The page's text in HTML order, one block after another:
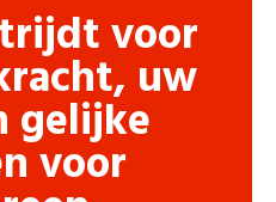
voor
uw
gelijke
voor